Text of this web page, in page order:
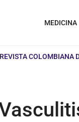
MEDICINA
REVISTA COLOMBIANA